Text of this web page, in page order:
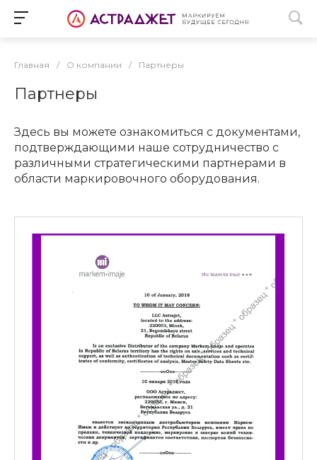
Главная / О компании / Партнеры
Партнеры
Здесь вы можете ознакомиться с документами,
подтверждающими наше сотрудничество с
различными стратегическими партнерами в
области маркировочного оборудования.